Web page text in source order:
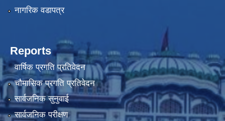
नागरिक वडापत्र
Reports
वार्षिक प्रगति प्रतिवेदन
चौमासिक प्रगति प्रतिवेदन
सार्वजनिक सुनुवाई
सार्वजनिक परीक्षण